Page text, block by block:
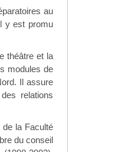
au
y est promu
théâtre et la
modules de
Il assure
relations
la Faculté
du conseil